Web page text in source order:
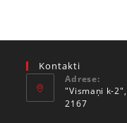
Kontakti
Adrese:
"Vismaņi k-
2167